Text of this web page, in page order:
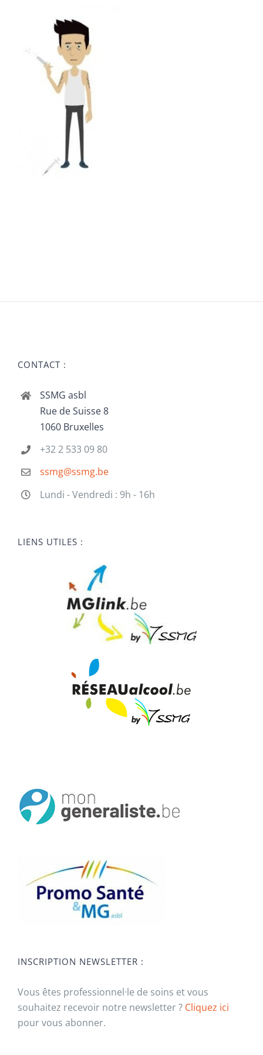
CONTACT :
SSMG asbl
Rue de Suisse 8
1060 Bruxelles
+32 2 533 09 80
ssmg@ssmg.be
Lundi - Vendredi : 9h - 16h
LIENS UTILES :
INSCRIPTION NEWSLETTER :
Vous êtes professionnel·le de soins et vous
souhaitez recevoir notre newsletter ? Cliquez ici
pour vous abonner.